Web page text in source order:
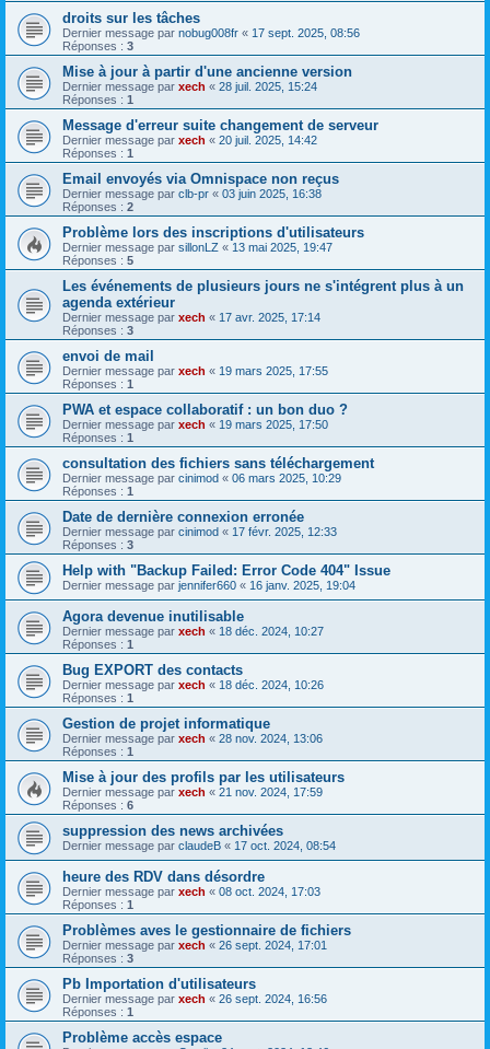
droits sur les tâches
Dernier message par nobug008fr « 17 sept. 2025, 08:56
Réponses : 3
Mise à jour à partir d'une ancienne version
Dernier message par xech « 28 juil. 2025, 15:24
Réponses : 1
Message d'erreur suite changement de serveur
Dernier message par xech « 20 juil. 2025, 14:42
Réponses : 1
Email envoyés via Omnispace non reçus
Dernier message par clb-pr « 03 juin 2025, 16:38
Réponses : 2
Problème lors des inscriptions d'utilisateurs
Dernier message par sillonLZ « 13 mai 2025, 19:47
Réponses : 5
Les événements de plusieurs jours ne s'intégrent plus à un
agenda extérieur
Dernier message par xech « 17 avr. 2025, 17:14
Réponses : 3
envoi de mail
Dernier message par xech « 19 mars 2025, 17:55
Réponses : 1
PWA et espace collaboratif : un bon duo ?
Dernier message par xech « 19 mars 2025, 17:50
Réponses : 1
consultation des fichiers sans téléchargement
Dernier message par cinimod « 06 mars 2025, 10:29
Réponses : 1
Date de dernière connexion erronée
Dernier message par cinimod « 17 févr. 2025, 12:33
Réponses : 3
Help with "Backup Failed: Error Code 404" Issue
Dernier message par jennifer660 « 16 janv. 2025, 19:04
Agora devenue inutilisable
Dernier message par xech « 18 déc. 2024, 10:27
Réponses : 1
Bug EXPORT des contacts
Dernier message par xech « 18 déc. 2024, 10:26
Réponses : 1
Gestion de projet informatique
Dernier message par xech « 28 nov. 2024, 13:06
Réponses : 1
Mise à jour des profils par les utilisateurs
Dernier message par xech « 21 nov. 2024, 17:59
Réponses : 6
suppression des news archivées
Dernier message par claudeB « 17 oct. 2024, 08:54
heure des RDV dans désordre
Dernier message par xech « 08 oct. 2024, 17:03
Réponses : 1
Problèmes aves le gestionnaire de fichiers
Dernier message par xech « 26 sept. 2024, 17:01
Réponses : 3
Pb Importation d'utilisateurs
Dernier message par xech « 26 sept. 2024, 16:56
Réponses : 1
Problème accès espace